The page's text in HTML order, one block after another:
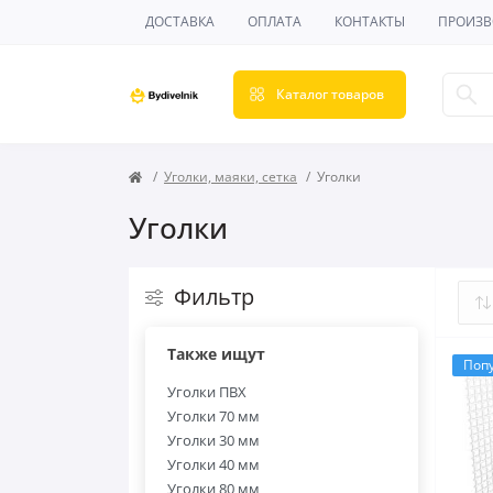
ДОСТАВКА ОПЛАТА КОНТАКТЫ
Каталог товаров
Уголки, маяки, сетка Уголки
Уголки
Фильтр
Также ищут
Уголки ПВХ
Уголки 70 мм
Уголки 30 мм
Уголки 40 мм
Уголки 80 мм